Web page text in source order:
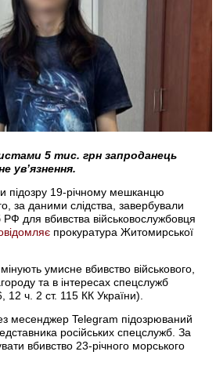
5 тис. грн запроданець
ув’язнення.
підозру 19-річному мешканцю
за даними слідства, завербували
для вбивства військовослужбовця
прокуратура Житомирської
умисне вбивство військового,
та в інтересах спецслужб
ч. 2 ст. 115 КК України).
месенджер Telegram підозрюваний
російських спецслужб. За
вбивство 23-річного морського